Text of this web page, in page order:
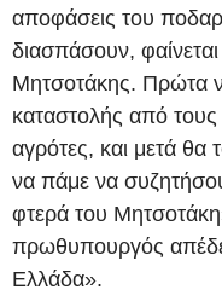
αποφάσεις του
διασπάσουν,
Μητσοτάκης. Πρώτα
καταστολής από
αγρότες, και μετά
να πάμε να
φτερά του
πρωθυπουργός
Ελλάδα».